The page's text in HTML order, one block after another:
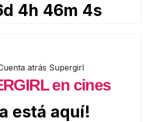
4h 46m 3s
en cines
está aquí!